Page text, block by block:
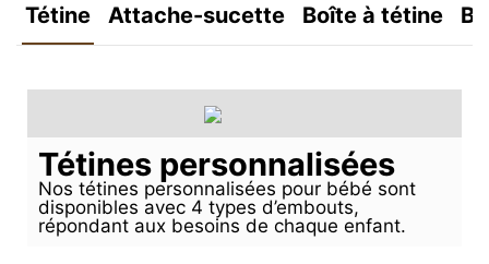
Tétine Attache-sucette Boîte à tétine
Tétines personnalisées
Nos tétines personnalisées pour bébé sont
disponibles avec 4 types d’embouts,
répondant aux besoins de chaque enfant.